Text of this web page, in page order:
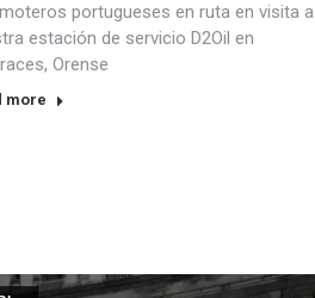
portugueses en ruta en visita a
estación de servicio D2Oil en
Orense
more